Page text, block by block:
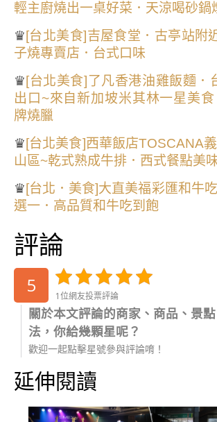
輕主廚燒出一桌好菜．天涼喝砂鍋
♛ [台北美食]吉屋食堂．古亭站附
子燒專賣店．台式口味
♛ [台北美食]了凡香港油雞飯麵．
出口~來自新加坡米其林一星美
牌燒臘
♛ [台北美食]西華飯店TOSCANA
山區~乾式熟成牛排．西式餐點美
♛ [台北．美食]大直美福彩匯和牛
選一．高品質和牛吃到飽
評論
5 1位網友投票評論
關於本文評論的商家、商品、景
法，你給幾顆星呢？
歡迎一起點擊星號參與評論唷！
延伸閱讀